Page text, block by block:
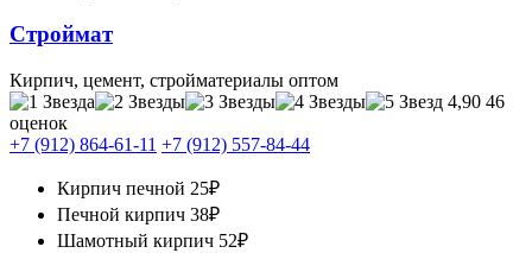
Строймат
Кирпич, цемент, стройматериалы оптом
4,90 46
оценок
+7 (912) 864-61-11 +7 (912) 557-84-44
Кирпич печной 25₽
Печной кирпич 38₽
Шамотный кирпич 52₽